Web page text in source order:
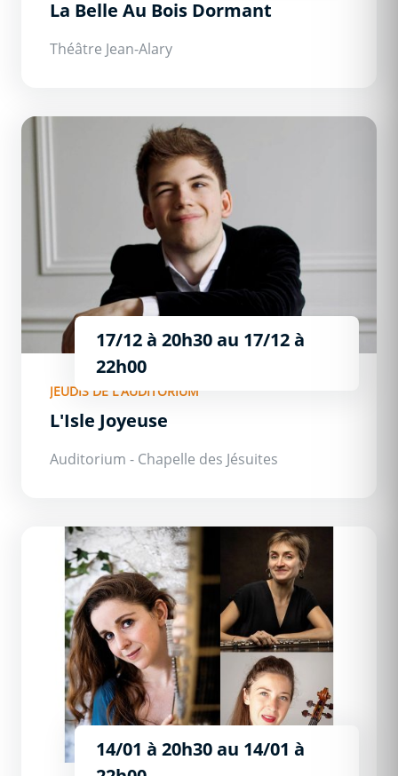
La Belle Au Bois Dormant
Théâtre Jean-Alary
L&#039;Isle Joyeuse
17/12 à 20h30au 17/12 à
22h00
JEUDIS DE L'AUDITORIUM
L'Isle Joyeuse
Auditorium - Chapelle des Jésuites
Trio Héritage
14/01 à 20h30au 14/01 à